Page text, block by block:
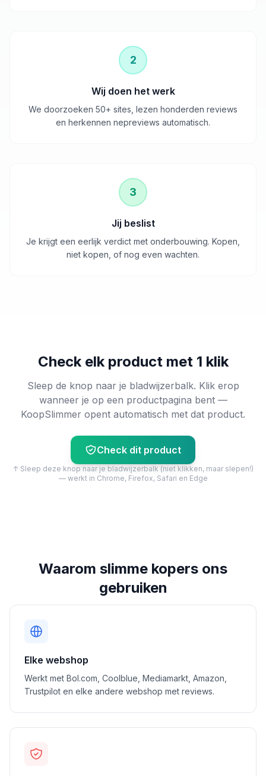
2
Wij doen het werk
We doorzoeken 50+ sites, lezen honderden reviews
en herkennen nepreviews automatisch.
3
Jij beslist
Je krijgt een eerlijk verdict met onderbouwing. Kopen,
niet kopen, of nog even wachten.
Check elk product met 1 klik
Sleep de knop naar je bladwijzerbalk. Klik erop
wanneer je op een productpagina bent —
KoopSlimmer opent automatisch met dat product.
Check dit product
↑ Sleep deze knop naar je bladwijzerbalk (niet klikken, maar slepen!)
— werkt in Chrome, Firefox, Safari en Edge
Waarom slimme kopers ons
gebruiken
Elke webshop
Werkt met Bol.com, Coolblue, Mediamarkt, Amazon,
Trustpilot en elke andere webshop met reviews.